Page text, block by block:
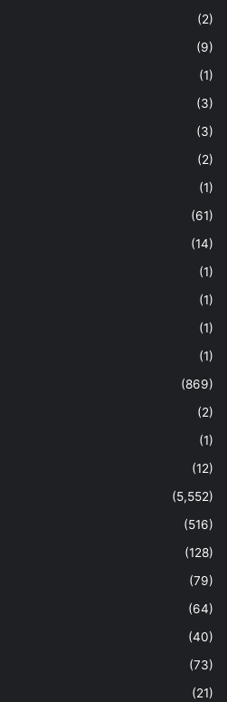
(2)
(9)
(1)
(3)
(3)
(2)
(1)
(61)
(14)
(1)
(1)
(1)
(1)
(869)
(2)
(1)
(12)
(5,552)
(516)
(128)
(79)
(64)
(40)
(73)
(21)